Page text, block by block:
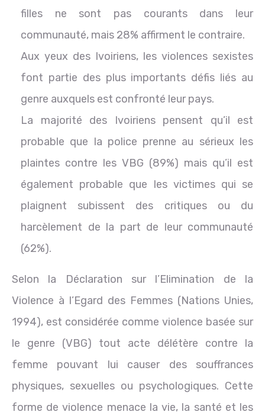
filles ne sont pas courants dans leur
communauté, mais 28% affirment le contraire.
Aux yeux des Ivoiriens, les violences sexistes
font partie des plus importants défis liés au
genre auxquels est confronté leur pays.
La majorité des Ivoiriens pensent qu’il est
probable que la police prenne au sérieux les
plaintes contre les VBG (89%) mais qu’il est
également probable que les victimes qui se
plaignent subissent des critiques ou du
harcèlement de la part de leur communauté
(62%).
Selon la Déclaration sur l’Elimination de la
Violence à l’Egard des Femmes (Nations Unies,
1994), est considérée comme violence basée sur
le genre (VBG) tout acte délétère contre la
femme pouvant lui causer des souffrances
physiques, sexuelles ou psychologiques. Cette
forme de violence menace la vie, la santé et les